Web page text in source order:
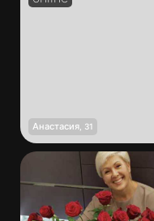
Анастасия 31